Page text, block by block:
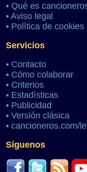
• Qué es
• Aviso legal
• Política de cookies
Servicios
• Contacto
• Cómo colaborar
• Criterios
• Estadísticas
• Publicidad
• Versión clásica
• cancioneros.com/
Síguenos